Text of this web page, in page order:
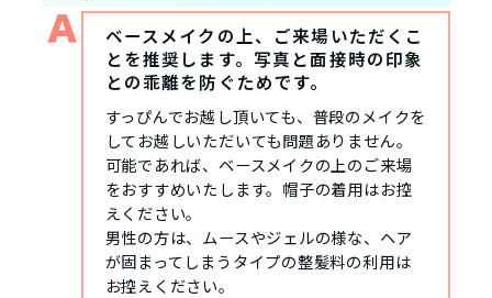
ベースメイクの上、ご来場いただくこ
とを推奨します。写真と面接時の印象
との乖離を防ぐためです。
すっぴんでお越し頂いても、普段のメイクを
してお越しいただいても問題ありません。
可能であれば、ベースメイクの上のご来場
をおすすめいたします。帽子の着用はお控
えください。
男性の方は、ムースやジェルの様な、ヘア
が固まってしまうタイプの整髪料の利用は
お控えください。